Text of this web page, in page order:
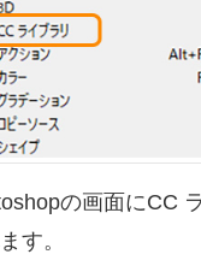
の画面にCC
す。